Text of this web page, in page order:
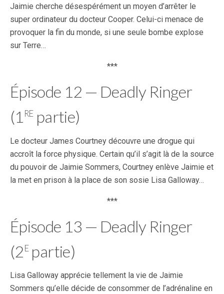
Jaimie cherche désespérément un moyen d’arrêter le
super ordinateur du docteur Cooper. Celui-ci menace de
provoquer la fin du monde, si une seule bombe explose
sur Terre…
***
Épisode 12 — Deadly Ringer
(1 repartie)
Le docteur James Courtney découvre une drogue qui
accroît la force physique. Certain qu’il s’agit là de la source
du pouvoir de Jaimie Sommers, Courtney enlève Jaimie et
la met en prison à la place de son sosie Lisa Galloway…
***
Épisode 13 — Deadly Ringer
(2epartie)
Lisa Galloway apprécie tellement la vie de Jaimie
Sommers qu’elle décide de consommer de l’adrénaline en